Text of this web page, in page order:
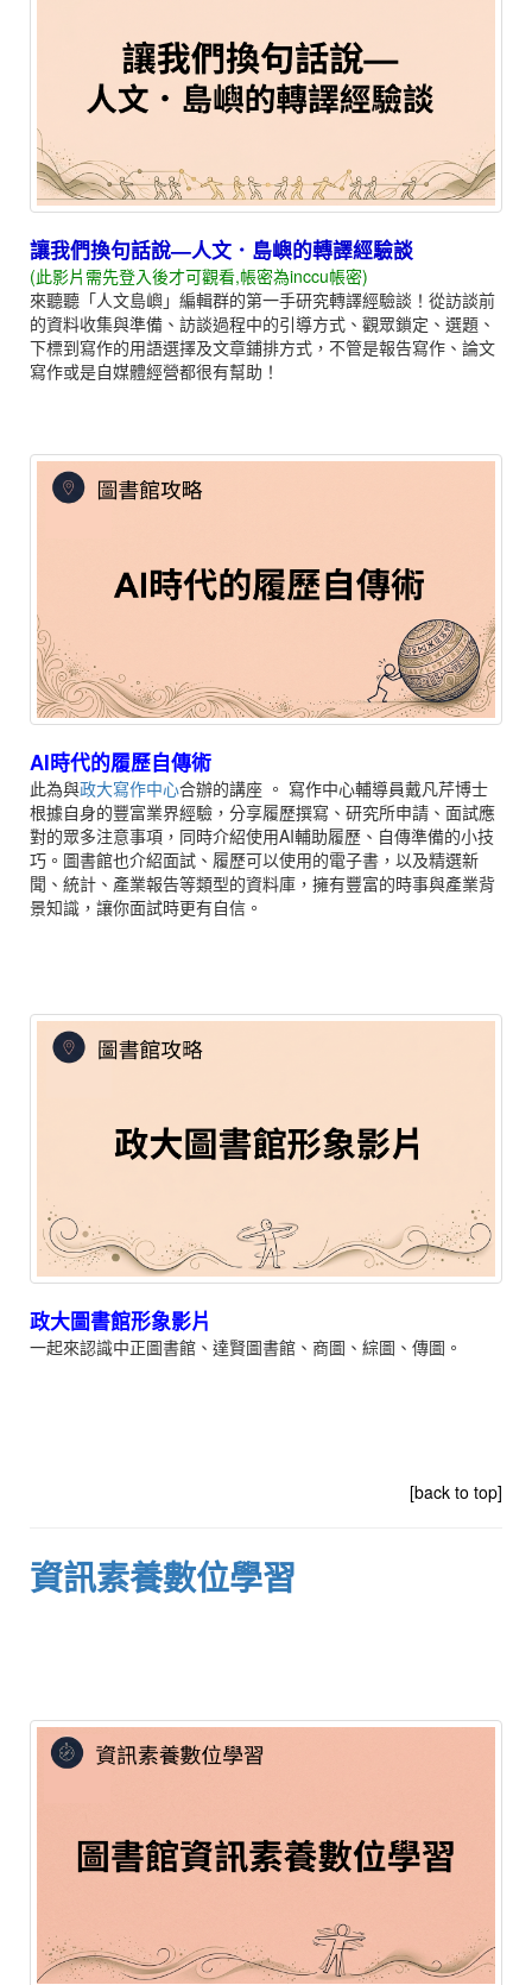
讓我們換句話說—人文．島嶼的轉譯經驗談
(此影片需先登入後才可觀看,帳密為inccu帳密)
來聽聽「人文島嶼」編輯群的第一手研究轉譯經驗談！從訪談前
的資料收集與準備、訪談過程中的引導方式、觀眾鎖定、選題、
下標到寫作的用語選擇及文章鋪排方式，不管是報告寫作、論文
寫作或是自媒體經營都很有幫助！
AI時代的履歷自傳術
此為與政大寫作中心合辦的講座 。 寫作中心輔導員戴凡芹博士
根據自身的豐富業界經驗，分享履歷撰寫、研究所申請、面試應
對的眾多注意事項，同時介紹使用AI輔助履歷、自傳準備的小技
巧。圖書館也介紹面試、履歷可以使用的電子書，以及精選新
聞、統計、產業報告等類型的資料庫，擁有豐富的時事與產業背
景知識，讓你面試時更有自信。
政大圖書館形象影片
一起來認識中正圖書館、達賢圖書館、商圖、綜圖、傳圖。
[back to top]
資訊素養數位學習